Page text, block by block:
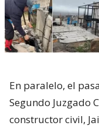
En paralelo, el
Segundo Juzgado
constructor civil,